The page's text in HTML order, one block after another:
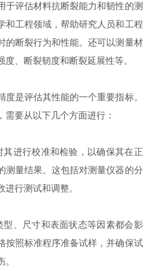
于评估材料抗断裂能力和韧性的测
和工程领域，帮助研究人员和工程
的断裂行为和性能。还可以测量材
、断裂韧度和断裂延展性等。
度是评估其性能的一个重要指标。
要从以下几个方面进行：
进行校准和检验，以确保其在正
测量结果。这包括对测量仪器的分
行测试和调整。
、尺寸和表面状态等因素都会影
按照标准程序准备试样，并确保试